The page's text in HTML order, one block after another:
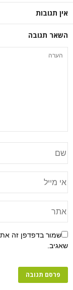
אין תגובות
השאר תגובה
שמור בדפדפן זה
שאגיב.